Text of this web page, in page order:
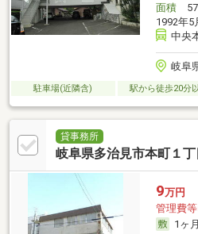
面積
1992年5
中央
岐阜
駐車場(近隣含) 駅から徒歩20分
貸事務所
岐阜県多治見市本町１丁
9万円
管理費
1ヶ月